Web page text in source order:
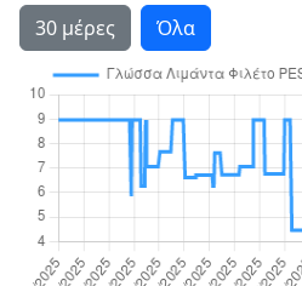
30 μέρες Όλα